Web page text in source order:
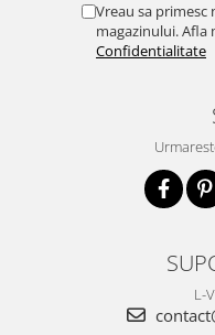
Vreau sa
magazinului. Afla
Confidentialitate
L-